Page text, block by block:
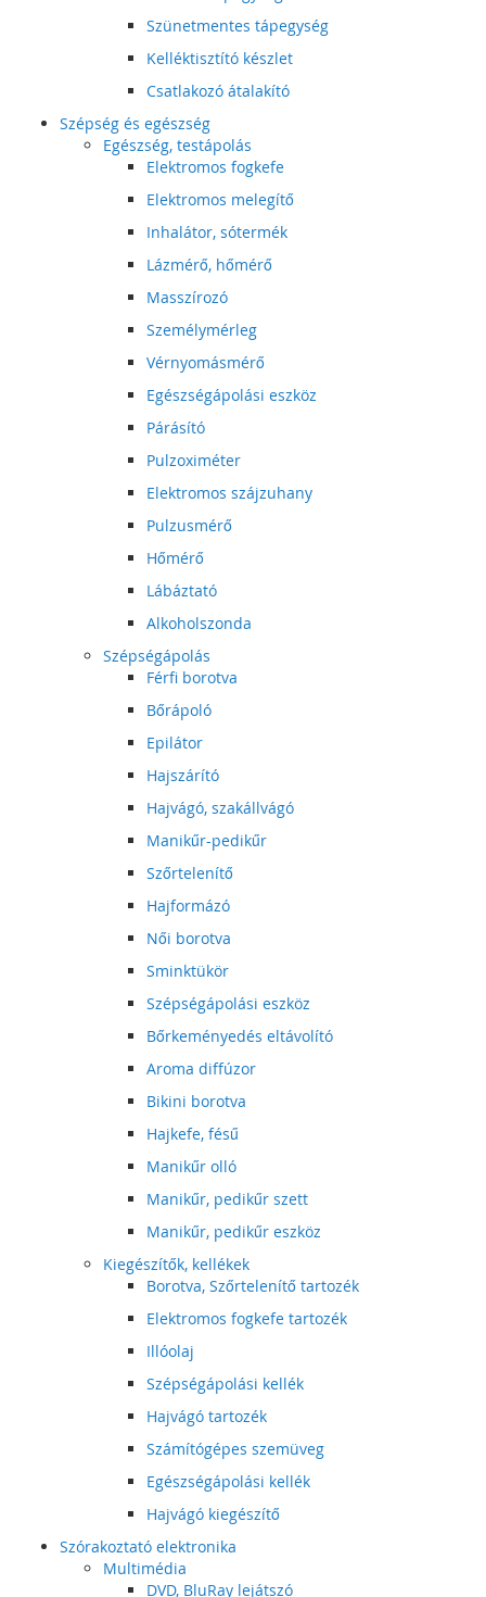
Szünetmentes tápegység
Kelléktisztító készlet
Csatlakozó átalakító
Szépség és egészség
Egészség, testápolás
Elektromos fogkefe
Elektromos melegítő
Inhalátor, sótermék
Lázmérő, hőmérő
Masszírozó
Személymérleg
Vérnyomásmérő
Egészségápolási eszköz
Párásító
Pulzoximéter
Elektromos szájzuhany
Pulzusmérő
Hőmérő
Lábáztató
Alkoholszonda
Szépségápolás
Férfi borotva
Bőrápoló
Epilátor
Hajszárító
Hajvágó, szakállvágó
Manikűr-pedikűr
Szőrtelenítő
Hajformázó
Női borotva
Sminktükör
Szépségápolási eszköz
Bőrkeményedés eltávolító
Aroma diffúzor
Bikini borotva
Hajkefe, fésű
Manikűr olló
Manikűr, pedikűr szett
Manikűr, pedikűr eszköz
Kiegészítők, kellékek
Borotva, Szőrtelenítő tartozék
Elektromos fogkefe tartozék
Illóolaj
Szépségápolási kellék
Hajvágó tartozék
Számítógépes szemüveg
Egészségápolási kellék
Hajvágó kiegészítő
Szórakoztató elektronika
Multimédia
DVD, BluRay lejátszó